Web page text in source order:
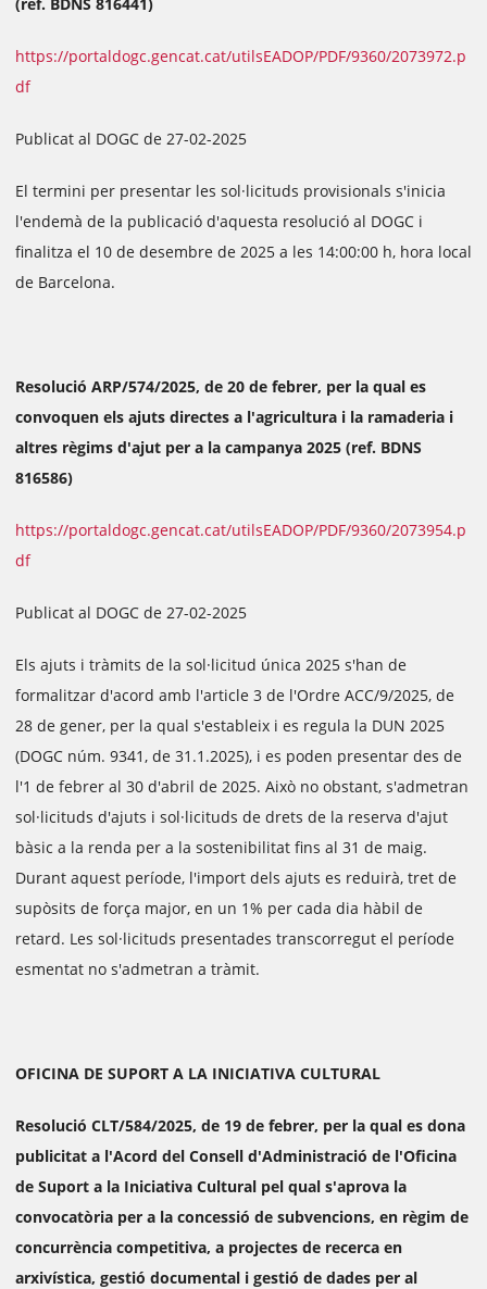
https://portaldogc.gencat.cat/utilsEADOP/PDF/9360/2073972.p
df
Publicat al DOGC de 27-02-2025
El termini per presentar les sol·licituds provisionals s'inicia
l'endemà de la publicació d'aquesta resolució al DOGC i
finalitza el 10 de desembre de 2025 a les 14:00:00 h, hora local
de Barcelona.
Resolució ARP/574/2025, de 20 de febrer, per la qual es
convoquen els ajuts directes a l'agricultura i la ramaderia i
altres règims d'ajut per a la campanya 2025 (ref. BDNS
816586)
https://portaldogc.gencat.cat/utilsEADOP/PDF/9360/2073954.p
df
Publicat al DOGC de 27-02-2025
Els ajuts i tràmits de la sol·licitud única 2025 s'han de
formalitzar d'acord amb l'article 3 de l'Ordre ACC/9/2025, de
28 de gener, per la qual s'estableix i es regula la DUN 2025
(DOGC núm. 9341, de 31.1.2025), i es poden presentar des de
l'1 de febrer al 30 d'abril de 2025. Això no obstant, s'admetran
sol·licituds d'ajuts i sol·licituds de drets de la reserva d'ajut
bàsic a la renda per a la sostenibilitat fins al 31 de maig.
Durant aquest període, l'import dels ajuts es reduirà, tret de
supòsits de força major, en un 1% per cada dia hàbil de
retard. Les sol·licituds presentades transcorregut el període
esmentat no s'admetran a tràmit.
OFICINA DE SUPORT A LA INICIATIVA CULTURAL
Resolució CLT/584/2025, de 19 de febrer, per la qual es dona
publicitat a l'Acord del Consell d'Administració de l'Oficina
de Suport a la Iniciativa Cultural pel qual s'aprova la
convocatòria per a la concessió de subvencions, en règim de
concurrència competitiva, a projectes de recerca en
arxivística, gestió documental i gestió de dades per al